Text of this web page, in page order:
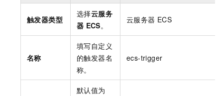
触发器类型
选择云服务
器 ECS。
云服务器 ECS
名称
填写自定义
的触发器名
称。
ecs-trigger
默认值为